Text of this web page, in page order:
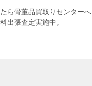
ら骨董品買取りセンター
出張査定実施中。